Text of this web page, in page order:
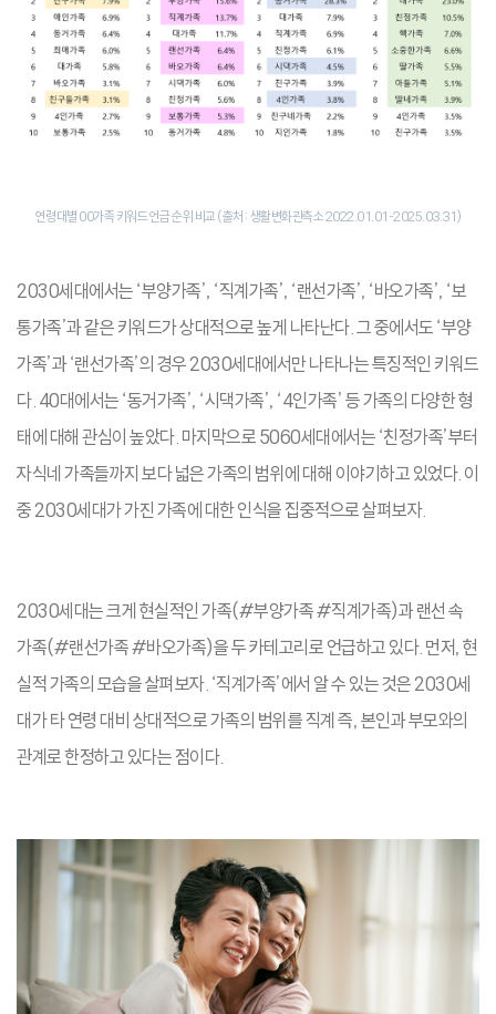
연령대별 00가족 키워드 언급 순위 비교 (출처: 생활변화관측소 2022.01.01-2025.03.31)
2030세대에서는 ‘부양가족’, ‘직계가족’, ‘랜선가족’, ‘바오가족’, ‘보
통가족’과 같은 키워드가 상대적으로 높게 나타난다. 그 중에서도 ‘부양
가족’과 ‘랜선가족’의 경우 2030세대에서만 나타나는 특징적인 키워드
다. 40대에서는 ‘동거가족’, ‘시댁가족’, ‘4인가족’ 등 가족의 다양한 형
태에 대해 관심이 높았다. 마지막으로 5060세대에서는 ‘친정가족’부터
자식네 가족들까지 보다 넓은 가족의 범위에 대해 이야기하고 있었다. 이
중 2030세대가 가진 가족에 대한 인식을 집중적으로 살펴보자.
2030세대는 크게 현실적인 가족(#부양가족 #직계가족)과 랜선 속
가족(#랜선가족 #바오가족)을 두 카테고리로 언급하고 있다. 먼저, 현
실적 가족의 모습을 살펴보자. ‘직계가족’에서 알 수 있는 것은 2030세
대가 타 연령 대비 상대적으로 가족의 범위를 직계 즉, 본인과 부모와의
관계로 한정하고 있다는 점이다.